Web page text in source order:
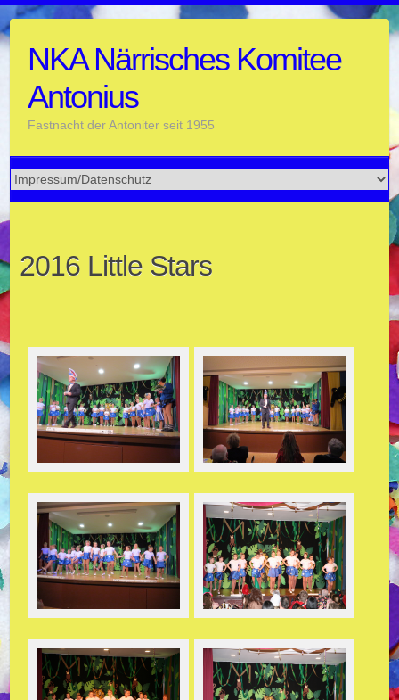
Skip
to
contentNKA Närrisches Komitee
Antonius
Fastnacht der Antoniter seit 1955
2016 Little Stars